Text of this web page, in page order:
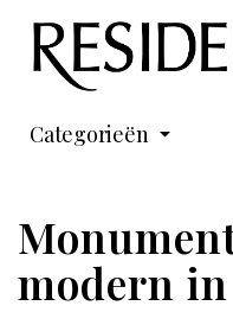
Overslaan
Categorieën
modern in